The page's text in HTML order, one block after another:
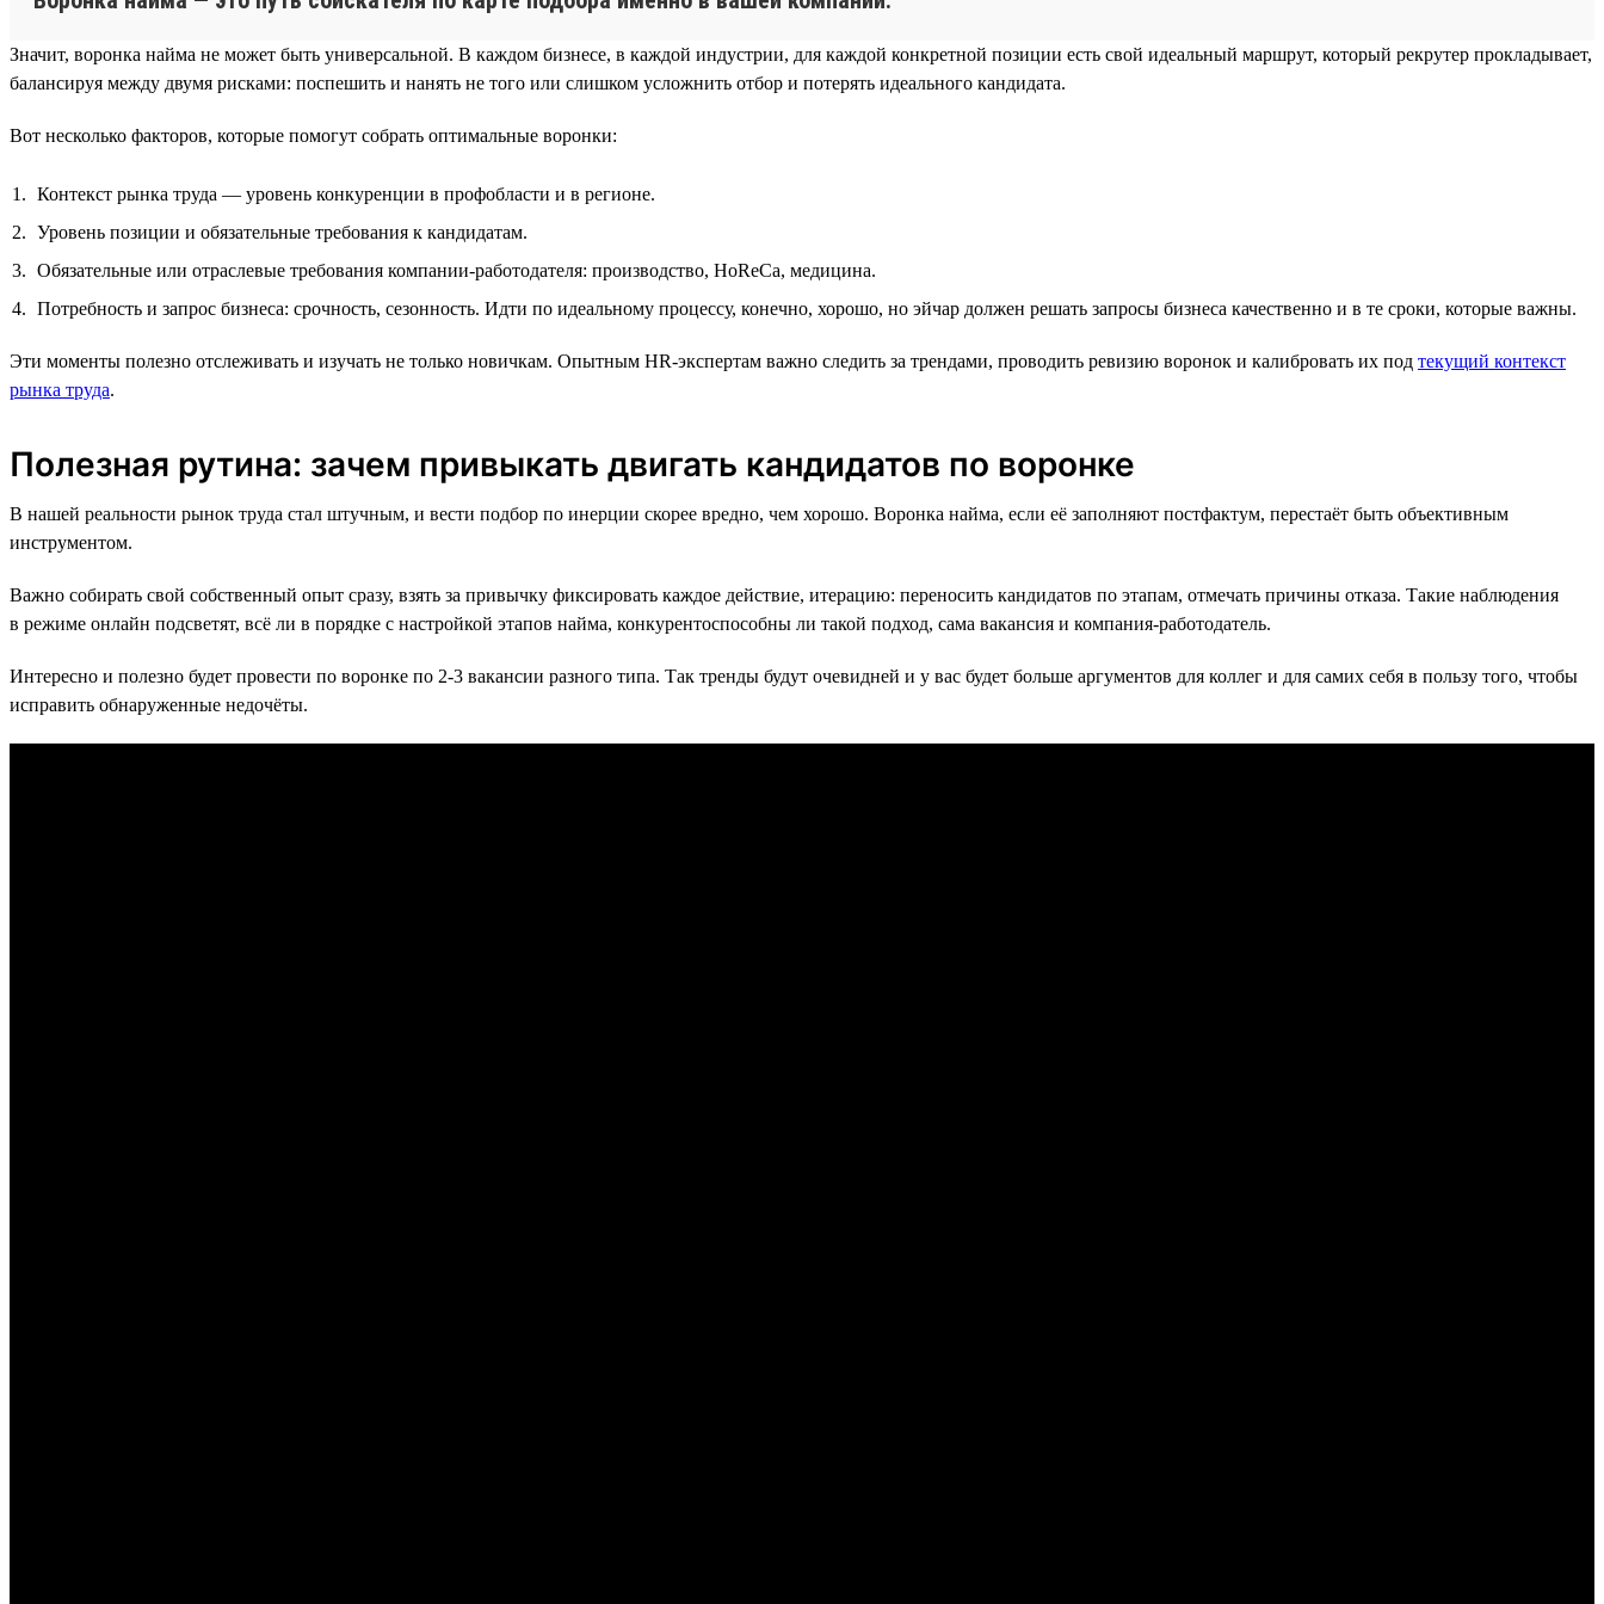
Значит, воронка найма не может быть универсальной. В каждом бизнесе, в каждой индустрии, для каждой конкретной позиции есть свой идеальный маршрут, который рекрутер прокладывает,
балансируя между двумя рисками: поспешить и нанять не того или слишком усложнить отбор и потерять идеального кандидата.
Вот несколько факторов, которые помогут собрать оптимальные воронки:
Контекст рынка труда — уровень конкуренции в профобласти и в регионе.
Уровень позиции и обязательные требования к кандидатам.
Обязательные или отраслевые требования компании-работодателя: производство, HoReCa, медицина.
Потребность и запрос бизнеса: срочность, сезонность. Идти по идеальному процессу, конечно, хорошо, но эйчар должен решать запросы бизнеса качественно и в те сроки, которые важны.
Эти моменты полезно отслеживать и изучать не только новичкам. Опытным HR-экспертам важно следить за трендами, проводить ревизию воронок и калибровать их под текущий контекст
рынка труда.
Полезная рутина: зачем привыкать двигать кандидатов по воронке
В нашей реальности рынок труда стал штучным, и вести подбор по инерции скорее вредно, чем хорошо. Воронка найма, если её заполняют постфактум, перестаёт быть объективным
инструментом.
Важно собирать свой собственный опыт сразу, взять за привычку фиксировать каждое действие, итерацию: переносить кандидатов по этапам, отмечать причины отказа. Такие наблюдения
в режиме онлайн подсветят, всё ли в порядке с настройкой этапов найма, конкурентоспособны ли такой подход, сама вакансия и компания-работодатель.
Интересно и полезно будет провести по воронке по 2-3 вакансии разного типа. Так тренды будут очевидней и у вас будет больше аргументов для коллег и для самих себя в пользу того, чтобы
исправить обнаруженные недочёты.